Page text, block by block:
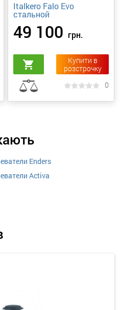
Italkero Falo Evo
стальной
49 100 грн.
shopping_cart
Купити в
розстрочку
0
Enders
Activa